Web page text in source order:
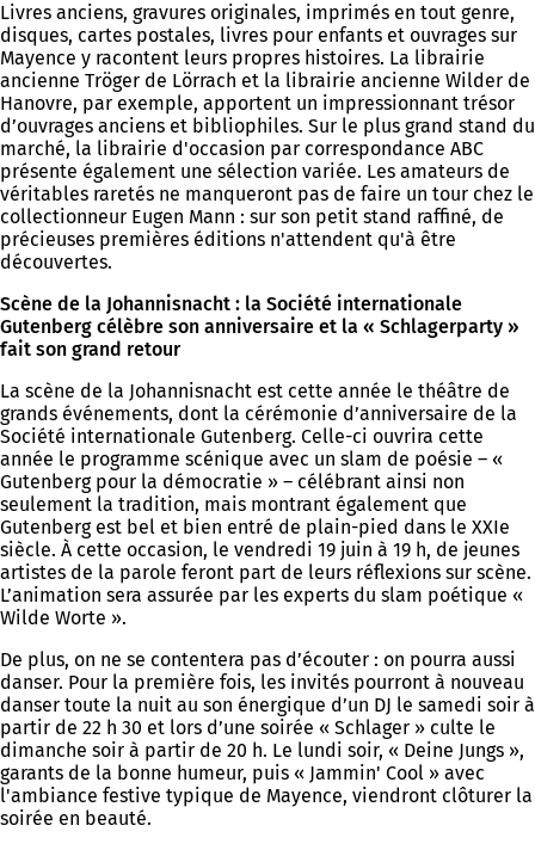
Livres anciens, gravures originales, imprimés en tout genre,
disques, cartes postales, livres pour enfants et ouvrages sur
Mayence y racontent leurs propres histoires. La librairie
ancienne Tröger de Lörrach et la librairie ancienne Wilder de
Hanovre, par exemple, apportent un impressionnant trésor
d’ouvrages anciens et bibliophiles. Sur le plus grand stand du
marché, la librairie d'occasion par correspondance ABC
présente également une sélection variée. Les amateurs de
véritables raretés ne manqueront pas de faire un tour chez le
collectionneur Eugen Mann : sur son petit stand raffiné, de
précieuses premières éditions n'attendent qu'à être
découvertes.
Scène de la Johannisnacht : la Société internationale
Gutenberg célèbre son anniversaire et la « Schlagerparty »
fait son grand retour
La scène de la Johannisnacht est cette année le théâtre de
grands événements, dont la cérémonie d’anniversaire de la
Société internationale Gutenberg. Celle-ci ouvrira cette
année le programme scénique avec un slam de poésie – «
Gutenberg pour la démocratie » – célébrant ainsi non
seulement la tradition, mais montrant également que
Gutenberg est bel et bien entré de plain-pied dans le XXIe
siècle. À cette occasion, le vendredi 19 juin à 19 h, de jeunes
artistes de la parole feront part de leurs réflexions sur scène.
L’animation sera assurée par les experts du slam poétique «
Wilde Worte ».
De plus, on ne se contentera pas d’écouter : on pourra aussi
danser. Pour la première fois, les invités pourront à nouveau
danser toute la nuit au son énergique d’un DJ le samedi soir à
partir de 22 h 30 et lors d’une soirée « Schlager » culte le
dimanche soir à partir de 20 h. Le lundi soir, « Deine Jungs »,
garants de la bonne humeur, puis « Jammin' Cool » avec
l'ambiance festive typique de Mayence, viendront clôturer la
soirée en beauté.